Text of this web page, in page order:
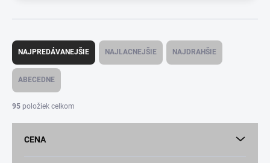
R
d
n
i
NAJPREDÁVANEJŠIE NAJLACNEJŠIE NAJDRAHŠIE
ABECEDNE
95 položiek celkom
CENA